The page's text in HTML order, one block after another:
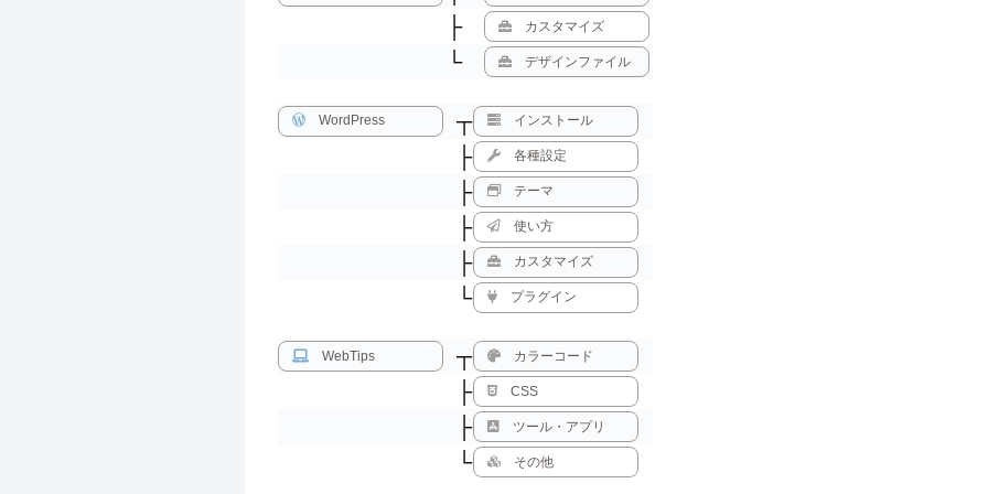
├
カスタマイズ
└ デザインファイル
WordPress ┬ インストール
├ 各種設定
├ テーマ
├ 使い方
├ カスタマイズ
└ プラグイン
WebTips ┬ カラーコード
├ CSS
├ ツール・アプリ
└ その他